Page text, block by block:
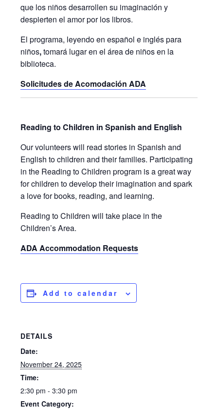
que los niños desarrollen su imaginación y
despierten el amor por los libros.
El programa, leyendo en español e inglés para
niños,tomará lugar en el área de niños en la
biblioteca.
Solicitudes de Acomodación ADA
Reading to Children in Spanish and English
Our volunteers will read stories in Spanish and
English to children and their families. Participating
in the Reading to Children program is a great way
for children to develop their imagination and spark
a love for books, reading, and learning.
Reading to Children will take place in the
Children’s Area.
ADA Accommodation Requests
Add to calendar
DETAILS
Date:
November 24, 2025
Time:
2:30 pm - 3:30 pm
Event Category: